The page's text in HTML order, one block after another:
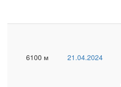
6100 м 21.04.2024